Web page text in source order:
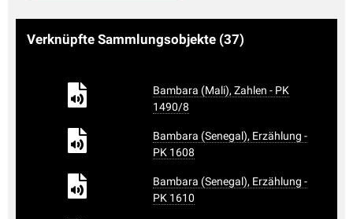
Verknüpfte Sammlungsobjekte (37)
Bambara (Mali), Zahlen - PK
1490/8
Bambara (Senegal), Erzählung -
PK 1608
Bambara (Senegal), Erzählung -
PK 1610